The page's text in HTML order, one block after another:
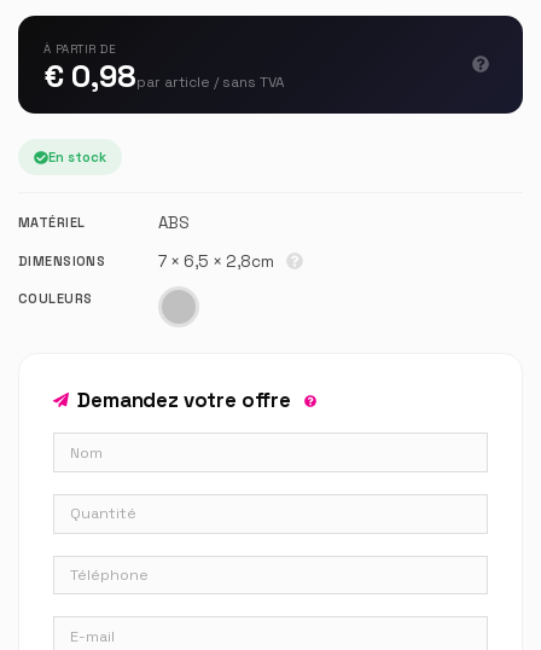
À PARTIR DE
€ 0,98par article / sans TVA
En stock
MATÉRIEL ABS
DIMENSIONS 7 × 6,5 × 2,8cm
COULEURS
Demandez votre offre